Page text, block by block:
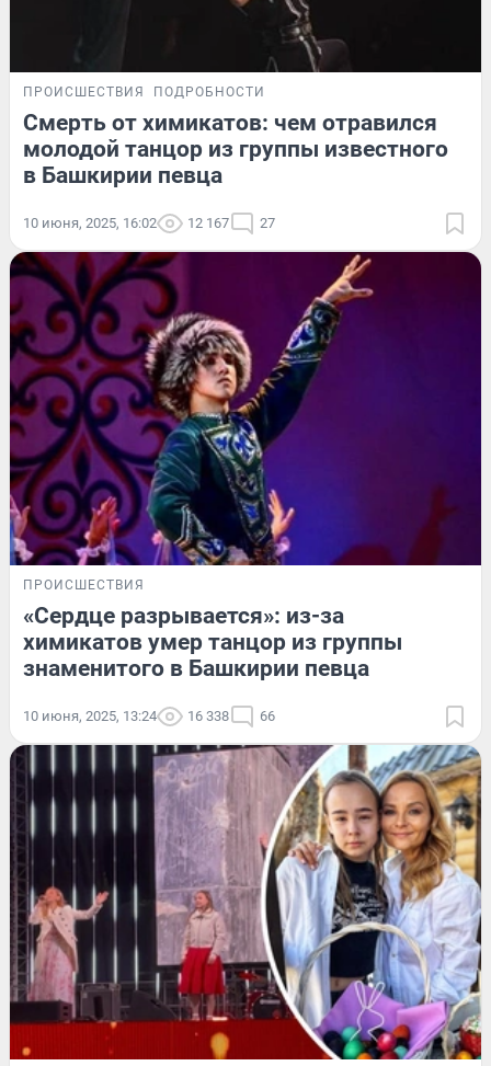
ПРОИСШЕСТВИЯ ПОДРОБНОСТИ
Смерть от химикатов: чем отравился
молодой танцор из группы известного
в Башкирии певца
10 июня, 2025, 16:02 12 167 27
ПРОИСШЕСТВИЯ
«Сердце разрывается»: из-за
химикатов умер танцор из группы
знаменитого в Башкирии певца
10 июня, 2025, 13:24 16 338 66